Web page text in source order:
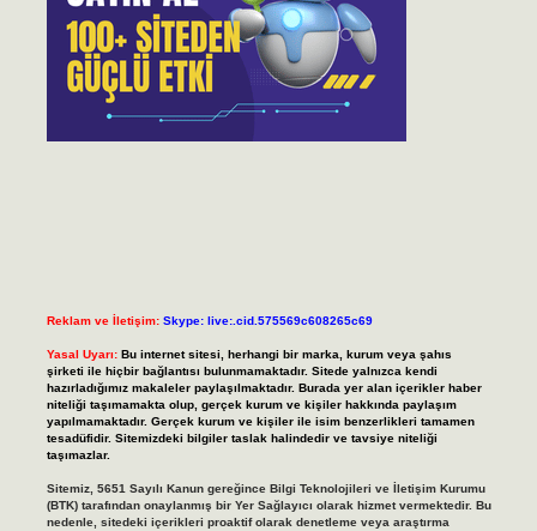
Reklam ve İletişim: Skype: live:.cid.575569c608265c69
Yasal Uyarı: Bu internet sitesi, herhangi bir marka, kurum veya şahıs
şirketi ile hiçbir bağlantısı bulunmamaktadır. Sitede yalnızca kendi
hazırladığımız makaleler paylaşılmaktadır. Burada yer alan içerikler haber
niteliği taşımamakta olup, gerçek kurum ve kişiler hakkında paylaşım
yapılmamaktadır. Gerçek kurum ve kişiler ile isim benzerlikleri tamamen
tesadüfidir. Sitemizdeki bilgiler taslak halindedir ve tavsiye niteliği
taşımazlar.
Sitemiz, 5651 Sayılı Kanun gereğince Bilgi Teknolojileri ve İletişim Kurumu
(BTK) tarafından onaylanmış bir Yer Sağlayıcı olarak hizmet vermektedir. Bu
nedenle, sitedeki içerikleri proaktif olarak denetleme veya araştırma